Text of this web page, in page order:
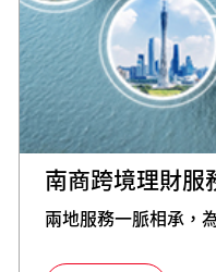
南商跨境理財服
兩地服務一脈相承，